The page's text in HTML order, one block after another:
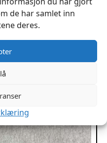
de har samlet inn
deres.